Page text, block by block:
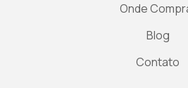
Onde
Blog
Contato